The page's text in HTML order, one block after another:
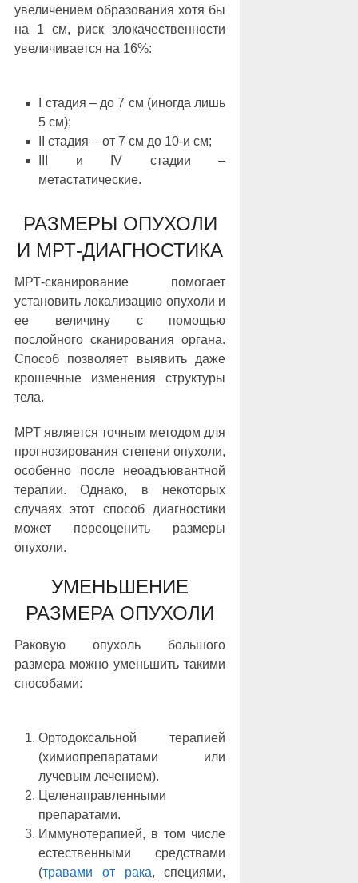
увеличением образования хотя бы
на 1 см, риск злокачественности
увеличивается на 16%:
I стадия ‒ до 7 см (иногда лишь
5 см);
II стадия ‒ от 7 см до 10-и см;
III и IV стадии ‒
метастатические.
РАЗМЕРЫ ОПУХОЛИ
И МРТ-ДИАГНОСТИКА
МРТ-сканирование помогает
установить локализацию опухоли и
ее величину с помощью
послойного сканирования органа.
Способ позволяет выявить даже
крошечные изменения структуры
тела.
МРТ является точным методом для
прогнозирования степени опухоли,
особенно после неоадъювантной
терапии. Однако, в некоторых
случаях этот способ диагностики
может переоценить размеры
опухоли.
УМЕНЬШЕНИЕ
РАЗМЕРА ОПУХОЛИ
Раковую опухоль большого
размера можно уменьшить такими
способами:
Ортодоксальной терапией
(химиопрепаратами или
лучевым лечением).
Целенаправленными
препаратами.
Иммунотерапией, в том числе
естественными средствами
(травами от рака, специями,